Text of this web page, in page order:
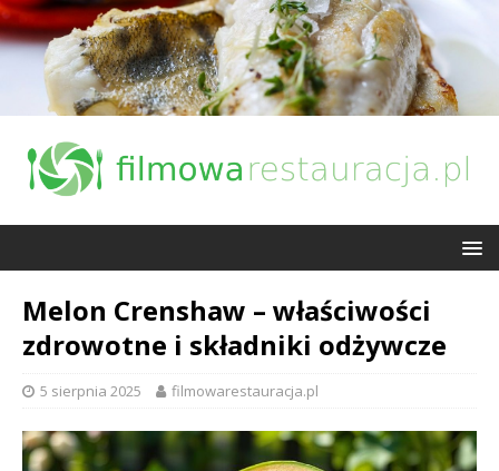
Melon Crenshaw – właściwości
zdrowotne i składniki odżywcze
5 sierpnia 2025 filmowarestauracja.pl